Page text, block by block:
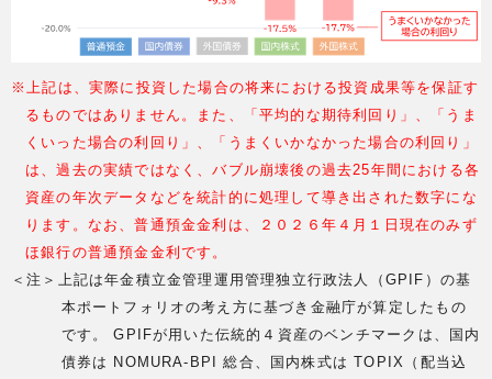
※上記は、実際に投資した場合の将来における投資成果等を保証す
るものではありません。また、「平均的な期待利回り」、「うま
くいった場合の利回り」、「うまくいかなかった場合の利回り」
は、過去の実績ではなく、バブル崩壊後の過去25年間における各
資産の年次データなどを統計的に処理して導き出された数字にな
ります。なお、普通預金金利は、２０２６年４月１日現在のみず
ほ銀行の普通預金金利です。
＜注＞上記は年金積立金管理運用管理独立行政法人（GPIF）の基
本ポートフォリオの考え方に基づき金融庁が算定したもの
です。 GPIFが用いた伝統的４資産のベンチマークは、国内
債券は NOMURA-BPI 総合、国内株式は TOPIX（配当込